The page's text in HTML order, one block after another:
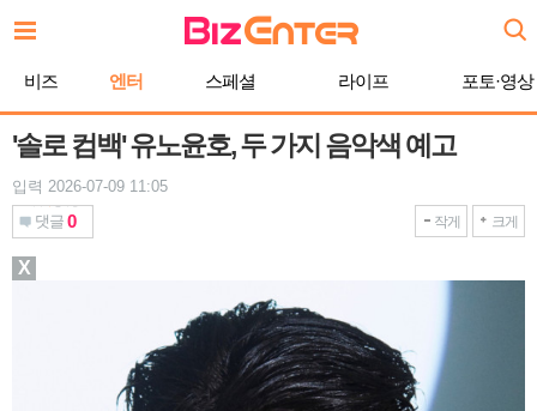
문
비즈 엔터 스페셜 라이프 포토·영상
'솔로 컴백' 유노윤호, 두 가지 음악색 예고
입력 2026-07-09 11:05
댓글 0 작게 크게
X